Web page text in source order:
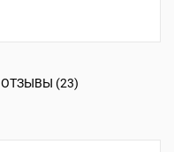
ОТЗЫВЫ (23)